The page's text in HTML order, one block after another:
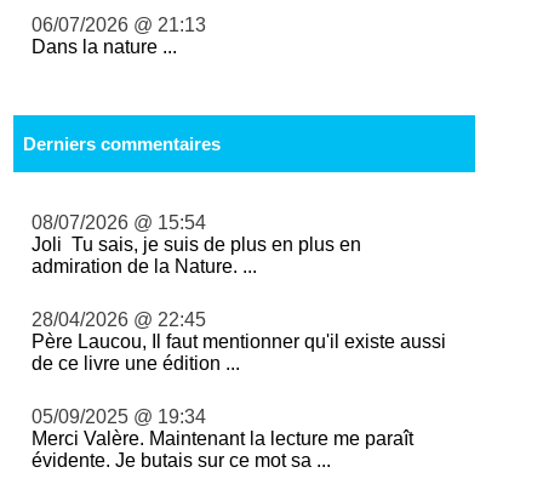
06/07/2026 @ 21:13
Dans la nature ...
Derniers commentaires
08/07/2026 @ 15:54
Joli Tu sais, je suis de plus en plus en
admiration de la Nature. ...
28/04/2026 @ 22:45
Père Laucou, Il faut mentionner qu'il existe aussi
de ce livre une édition ...
05/09/2025 @ 19:34
Merci Valère. Maintenant la lecture me paraît
évidente. Je butais sur ce mot sa ...